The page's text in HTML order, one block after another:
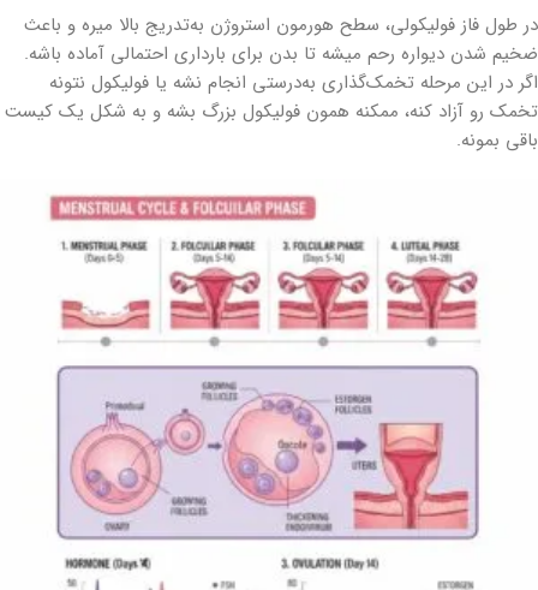
در طول فاز فولیکولی، سطح هورمون استروژن به‌تدریج بالا میره و باعث
ضخیم شدن دیواره رحم میشه تا بدن برای بارداری احتمالی آماده باشه.
اگر در این مرحله تخمک‌گذاری به‌درستی انجام نشه یا فولیکول نتونه
تخمک رو آزاد کنه، ممکنه همون فولیکول بزرگ بشه و به شکل یک کیست
باقی بمونه.